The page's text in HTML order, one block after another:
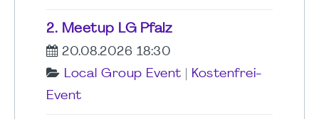
2. Meetup LG Pfalz
20.08.2026 18:30
Local Group Event
Kostenfrei-
Event